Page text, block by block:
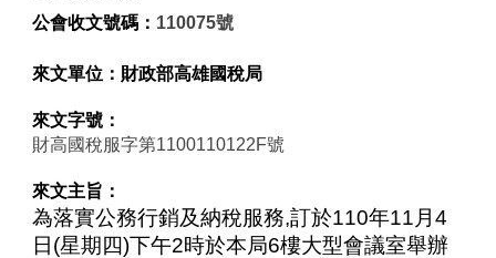
公會收文號碼： 110075號
來文單位： 財政部高雄國稅局
來文字號：
財高國稅服字第1100110122F號
來文主旨：
為落實公務行銷及納稅服務,訂於110年11月4
日(星期四)下午2時於本局6樓大型會議室舉辦